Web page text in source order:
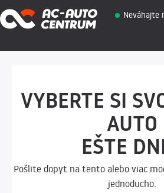
Neváhajte
VYBERTE SI
AUTO
EŠTE
Pošlite dopyt na tento alebo viac
jednoducho.